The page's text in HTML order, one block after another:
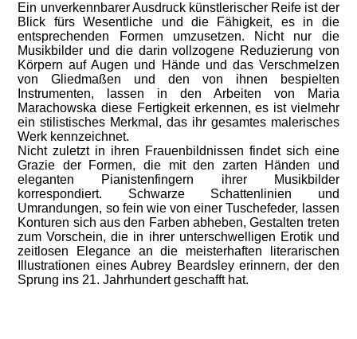
Ein unverkennbarer Ausdruck künstlerischer Reife ist der
Blick fürs Wesentliche und die Fähigkeit, es in die
entsprechenden Formen umzusetzen. Nicht nur die
Musikbilder und die darin vollzogene Reduzierung von
Körpern auf Augen und Hände und das Verschmelzen
von Gliedmaßen und den von ihnen bespielten
Instrumenten, lassen in den Arbeiten von Maria
Marachowska diese Fertigkeit erkennen, es ist vielmehr
ein stilistisches Merkmal, das ihr gesamtes malerisches
Werk kennzeichnet.
Nicht zuletzt in ihren Frauenbildnissen findet sich eine
Grazie der Formen, die mit den zarten Händen und
eleganten Pianistenfingern ihrer Musikbilder
korrespondiert. Schwarze Schattenlinien und
Umrandungen, so fein wie von einer Tuschefeder, lassen
Konturen sich aus den Farben abheben, Gestalten treten
zum Vorschein, die in ihrer unterschwelligen Erotik und
zeitlosen Elegance an die meisterhaften literarischen
Illustrationen eines Aubrey Beardsley erinnern, der den
Sprung ins 21. Jahrhundert geschafft hat.